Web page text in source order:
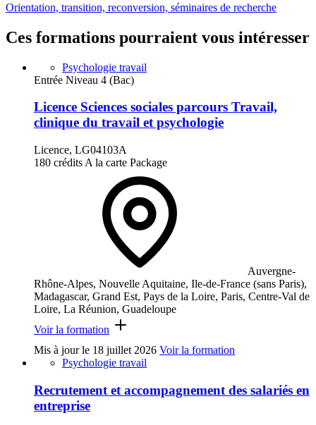
Orientation, transition, reconversion, séminaires de recherche
Ces formations pourraient vous intéresser
Psychologie travail
Entrée Niveau 4 (Bac)
Licence Sciences sociales parcours Travail,
clinique du travail et psychologie
Licence, LG04103A
180 crédits A la carte Package
Auvergne-
Rhône-Alpes, Nouvelle Aquitaine, Ile-de-France (sans Paris),
Madagascar, Grand Est, Pays de la Loire, Paris, Centre-Val de
Loire, La Réunion, Guadeloupe
Voir la formation
Mis à jour le 18 juillet 2026 Voir la formation
Psychologie travail
Recrutement et accompagnement des salariés en
entreprise